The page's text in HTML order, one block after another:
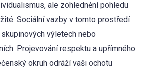
ale zohlednění pohledu
Sociální vazby v tomto prostředí
výletech nebo
Projevování respektu a upřímného
okruh odráží vaši ochotu